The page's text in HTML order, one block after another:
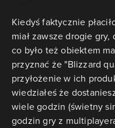
Kiedyś faktycznie
miał zawsze drogie
co było też obiektem
przyznać że "Blizzard
przyłożenie w ich
wiedziałeś że
wiele godzin (świetny
godzin gry z